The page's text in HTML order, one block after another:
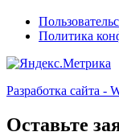
Политика
Разработка сайта -
Оставьте